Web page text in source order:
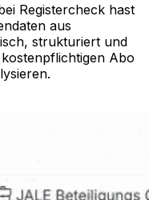
Registercheck hast
aus
strukturiert und
Abo